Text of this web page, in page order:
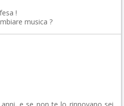
!
musica ?